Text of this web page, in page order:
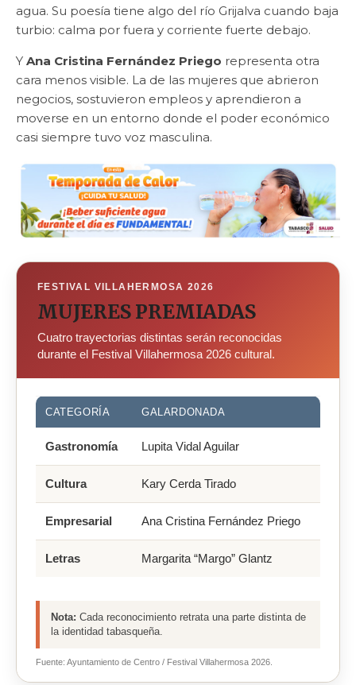
agua. Su poesía tiene algo del río Grijalva cuando baja
turbio: calma por fuera y corriente fuerte debajo.
Y Ana Cristina Fernández Priego representa otra
cara menos visible. La de las mujeres que abrieron
negocios, sostuvieron empleos y aprendieron a
moverse en un entorno donde el poder económico
casi siempre tuvo voz masculina.
FESTIVAL VILLAHERMOSA 2026
MUJERES PREMIADAS
Cuatro trayectorias distintas serán reconocidas
durante el Festival Villahermosa 2026 cultural.
CATEGORÍA GALARDONADA
Gastronomía Lupita Vidal Aguilar
Cultura Kary Cerda Tirado
Empresarial Ana Cristina Fernández Priego
Letras Margarita “Margo” Glantz
Nota: Cada reconocimiento retrata una parte distinta de
la identidad tabasqueña.
Fuente: Ayuntamiento de Centro / Festival Villahermosa 2026.